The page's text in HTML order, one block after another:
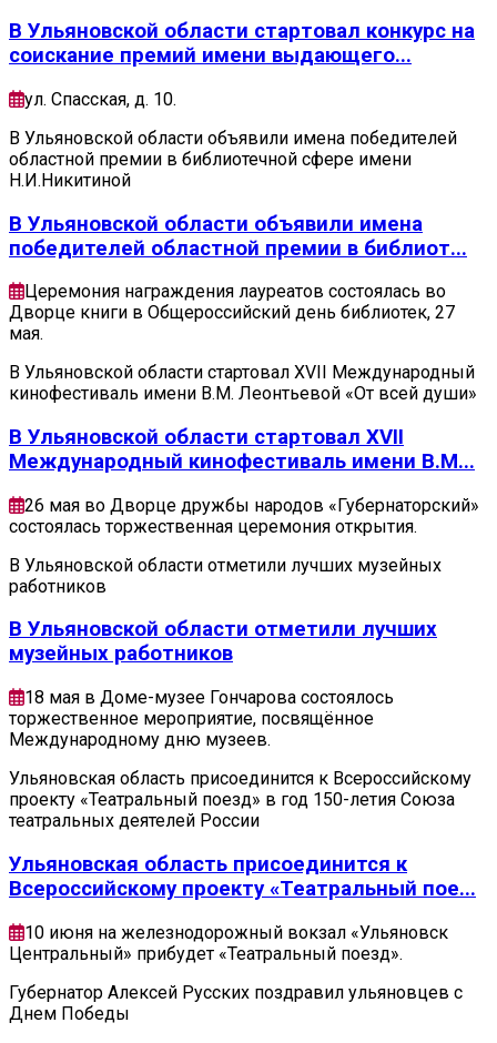
В Ульяновской области стартовал конкурс на
соискание премий имени выдающего...
ул. Спасская, д. 10.
В Ульяновской области объявили имена победителей
областной премии в библиотечной сфере имени
Н.И.Никитиной
В Ульяновской области объявили имена
победителей областной премии в библиот...
Церемония награждения лауреатов состоялась во
Дворце книги в Общероссийский день библиотек, 27
мая.
В Ульяновской области стартовал XVII Международный
кинофестиваль имени В.М. Леонтьевой «От всей души»
В Ульяновской области стартовал XVII
Международный кинофестиваль имени В.М...
26 мая во Дворце дружбы народов «Губернаторский»
состоялась торжественная церемония открытия.
В Ульяновской области отметили лучших музейных
работников
В Ульяновской области отметили лучших
музейных работников
18 мая в Доме-музее Гончарова состоялось
торжественное мероприятие, посвящённое
Международному дню музеев.
Ульяновская область присоединится к Всероссийскому
проекту «Театральный поезд» в год 150-летия Союза
театральных деятелей России
Ульяновская область присоединится к
Всероссийскому проекту «Театральный пое...
10 июня на железнодорожный вокзал «Ульяновск
Центральный» прибудет «Театральный поезд».
Губернатор Алексей Русских поздравил ульяновцев с
Днем Победы